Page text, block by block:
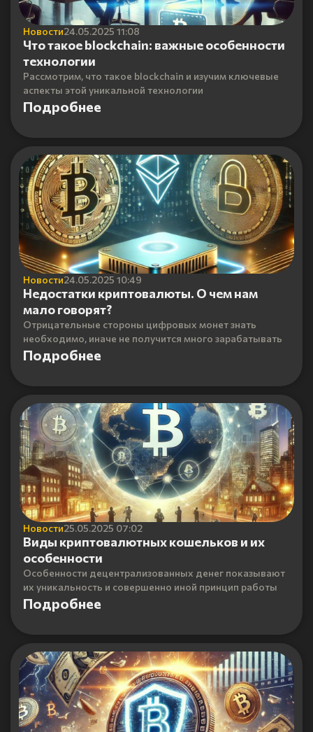
Новости24.05.2025 11:08
Что такое blockchain: важные особенности
технологии
Рассмотрим, что такое blockchain и изучим ключевые
аспекты этой уникальной технологии
Подробнее
Новости24.05.2025 10:49
Недостатки криптовалюты. О чем нам
мало говорят?
Отрицательные стороны цифровых монет знать
необходимо, иначе не получится много зарабатывать
Подробнее
Новости25.05.2025 07:02
Виды криптовалютных кошельков и их
особенности
Особенности децентрализованных денег показывают
их уникальность и совершенно иной принцип работы
Подробнее